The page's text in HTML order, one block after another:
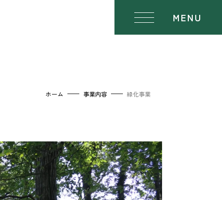
MENU
ホーム 事業内容 緑化事業